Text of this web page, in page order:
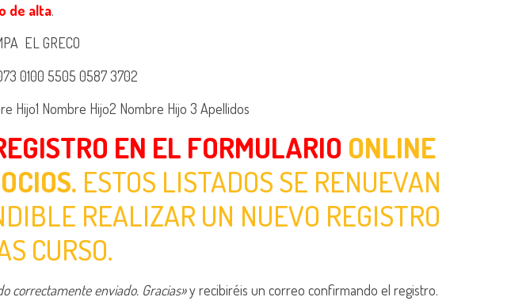
de alta.
EL GRECO
0100 5505 0587 3702
Hijo1 Nombre Hijo2 Nombre Hijo 3 Apellidos
EN EL FORMULARIO ONLINE
ESTOS LISTADOS SE RENUEVAN
REALIZAR UN NUEVO REGISTRO
CURSO.
correctamente enviado. Gracias»y recibiréis un correo confirmando el registro.